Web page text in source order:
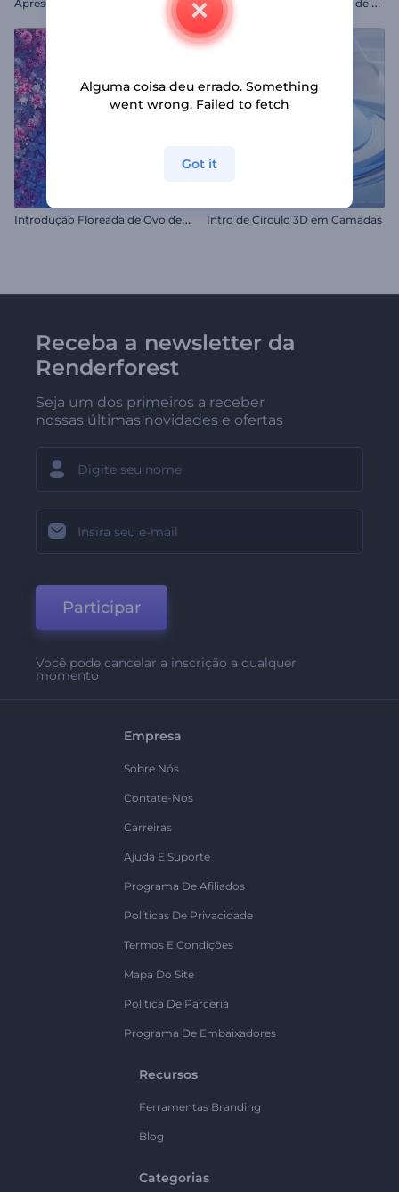
I
ntrodução Floreada de Ovo de Páscoa Intro de Círculo 3D em Camadas
Receba a newsletter da
Renderforest
Seja um dos primeiros a receber
nossas últimas novidades e ofertas
Participar
Você pode cancelar a inscrição a qualquer
momento
Empresa
Sobre Nós
Contate-Nos
Carreiras
Ajuda E Suporte
Programa De Afiliados
Políticas De Privacidade
Termos E Condições
Mapa Do Site
Política De Parceria
Programa De Embaixadores
Recursos
Ferramentas Branding
Blog
Categorias
Alguma coisa deu errado. Something
went wrong. Failed to fetch
Got it